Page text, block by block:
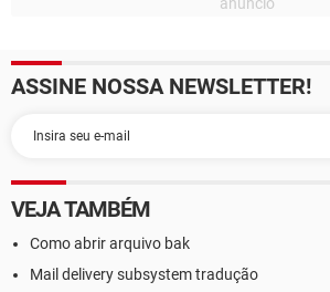
ASSINE NOSSA NEWSLETTER!
VEJA TAMBÉM
Como abrir arquivo bak
Mail delivery subsystem tradução